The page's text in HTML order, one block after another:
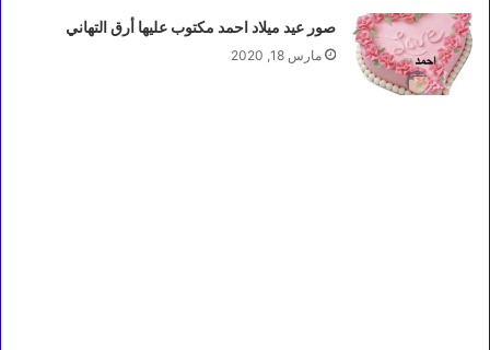
صور عيد ميلاد احمد مكتوب عليها أرق التهاني
مارس 18, 2020